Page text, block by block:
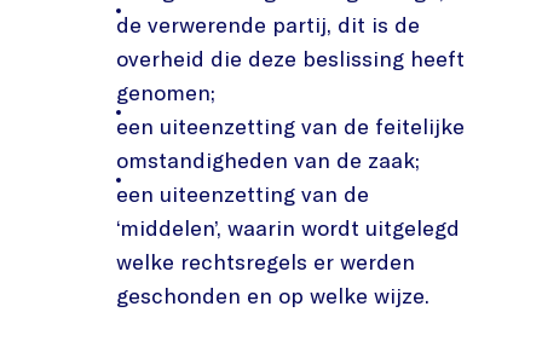
de verwerende partij, dit is de
overheid die deze beslissing heeft
genomen;
een uiteenzetting van de feitelijke
omstandigheden van de zaak;
een uiteenzetting van de
‘middelen’, waarin wordt uitgelegd
welke rechtsregels er werden
geschonden en op welke wijze.